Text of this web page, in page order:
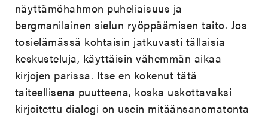
näyttämöhahmon puheliaisuus ja
bergmanilainen sielun ryöppäämisen taito. Jos
tosielämässä kohtaisin jatkuvasti tällaisia
keskusteluja, käyttäisin vähemmän aikaa
kirjojen parissa. Itse en kokenut tätä
taiteellisena puutteena, koska uskottavaksi
kirjoitettu dialogi on usein mitäänsanomatonta